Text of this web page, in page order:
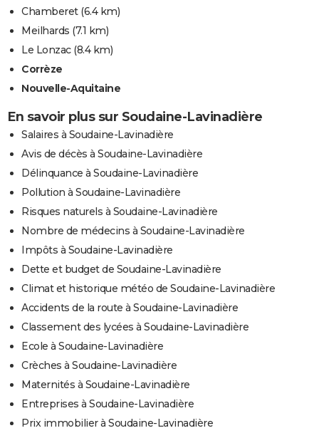
Chamberet(6.4 km)
Meilhards (7.1 km)
Le Lonzac(8.4 km)
Corrèze
Nouvelle-Aquitaine
En savoir plus sur Soudaine-Lavinadière
Salaires à Soudaine-Lavinadière
Avis de décès à Soudaine-Lavinadière
Délinquance à Soudaine-Lavinadière
Pollution à Soudaine-Lavinadière
Risques naturels à Soudaine-Lavinadière
Nombre de médecins à Soudaine-Lavinadière
Impôts à Soudaine-Lavinadière
Dette et budget de Soudaine-Lavinadière
Climat et historique météo de Soudaine-Lavinadière
Accidents de la route à Soudaine-Lavinadière
Classement des lycées à Soudaine-Lavinadière
Ecole à Soudaine-Lavinadière
Crèches à Soudaine-Lavinadière
Maternités à Soudaine-Lavinadière
Entreprises à Soudaine-Lavinadière
Prix immobilier à Soudaine-Lavinadière